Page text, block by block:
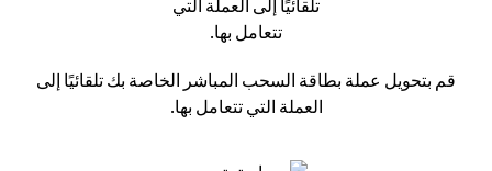
قم بتحويل عملة بطاقة السحب المباشر الخاصة بك تلقائيًا إلى
العملة التي تتعامل بها.